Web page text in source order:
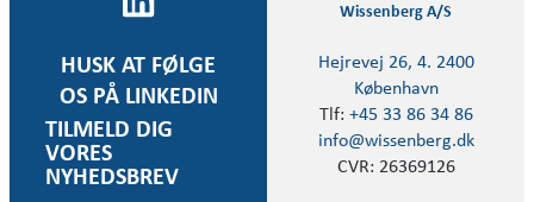
HUSK AT FØLGE
OS PÅ LINKEDIN
TILMELD DIG
VORES
NYHEDSBREV
Wissenberg A/S
Hejrevej 26, 4. 2400
København
Tlf: +45 33 86 34 86
info@wissenberg.dk
CVR: 26369126